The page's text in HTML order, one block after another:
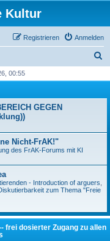
Kultur
Anmelden
Registrieren
h
00:55
GEGEN
Nicht-FrAK!"
des FrAK-Forums mit KI
- Introduction of arguers
zum Thema "Freie
frei dosierter Zugang zu allen